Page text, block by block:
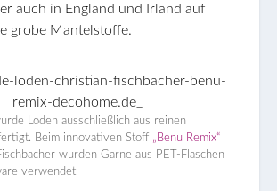
auch in England und Irland auf
grobe Mantelstoffe.
Loden ausschließlich aus reinen
Beim innovativen Stoff „Benu Remix“
wurden Garne aus PET-Flaschen
verwendet